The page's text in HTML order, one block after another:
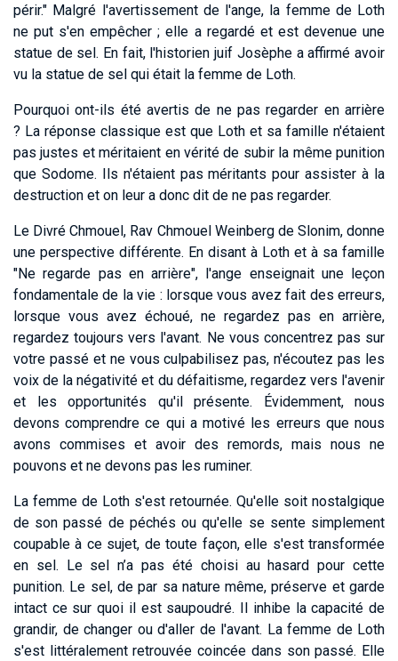
périr." Malgré l'avertissement de l'ange, la femme de Loth
ne put s'en empêcher ; elle a regardé et est devenue une
statue de sel. En fait, l'historien juif Josèphe a affirmé avoir
vu la statue de sel qui était la femme de Loth.
Pourquoi ont-ils été avertis de ne pas regarder en arrière
? La réponse classique est que Loth et sa famille n'étaient
pas justes et méritaient en vérité de subir la même punition
que Sodome. Ils n'étaient pas méritants pour assister à la
destruction et on leur a donc dit de ne pas regarder.
Le Divré Chmouel, Rav Chmouel Weinberg de Slonim, donne
une perspective différente. En disant à Loth et à sa famille
"Ne regarde pas en arrière", l'ange enseignait une leçon
fondamentale de la vie : lorsque vous avez fait des erreurs,
lorsque vous avez échoué, ne regardez pas en arrière,
regardez toujours vers l'avant. Ne vous concentrez pas sur
votre passé et ne vous culpabilisez pas, n'écoutez pas les
voix de la négativité et du défaitisme, regardez vers l'avenir
et les opportunités qu'il présente. Évidemment, nous
devons comprendre ce qui a motivé les erreurs que nous
avons commises et avoir des remords, mais nous ne
pouvons et ne devons pas les ruminer.
La femme de Loth s'est retournée. Qu'elle soit nostalgique
de son passé de péchés ou qu'elle se sente simplement
coupable à ce sujet, de toute façon, elle s'est transformée
en sel. Le sel n’a pas été choisi au hasard pour cette
punition. Le sel, de par sa nature même, préserve et garde
intact ce sur quoi il est saupoudré. Il inhibe la capacité de
grandir, de changer ou d'aller de l'avant. La femme de Loth
s'est littéralement retrouvée coincée dans son passé. Elle